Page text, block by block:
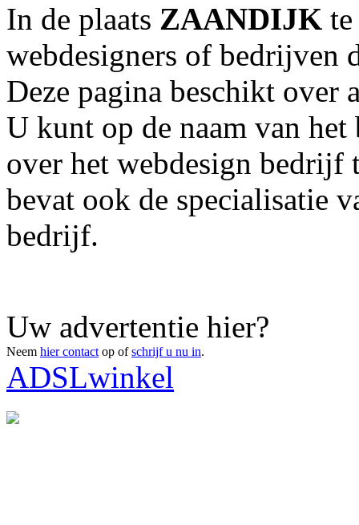
In de plaats ZAANDIJK
webdesigners of bedrijven
Deze pagina beschikt
U kunt op de naam van
over het webdesign
bevat ook de specialisatie
bedrijf.
Uw advertentie hier?
Neem hier contact op ofschrijf u nu in.
ADSLwinkel